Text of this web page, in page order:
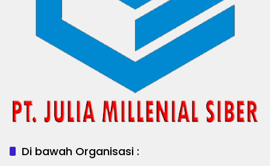
Di bawah Organisasi :